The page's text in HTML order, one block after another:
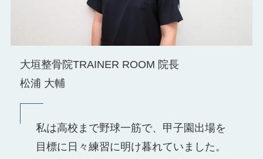
大垣整骨院TRAINER ROOM 院長
松浦 大輔
私は高校まで野球一筋で、甲子園出場を
目標に日々練習に明け暮れていました。